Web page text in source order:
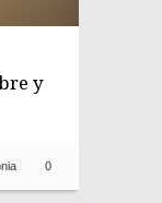
y
0